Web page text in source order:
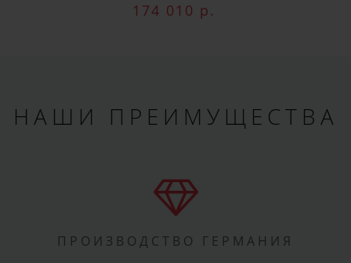
174 010 р.
НАШИ ПРЕИМУЩЕСТВА
ПРОИЗВОДСТВО ГЕРМАНИЯ